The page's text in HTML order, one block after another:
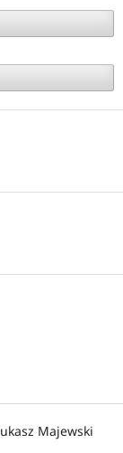
Majewski